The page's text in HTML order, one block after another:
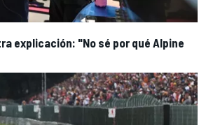
explicación: "No sé por qué Alpine